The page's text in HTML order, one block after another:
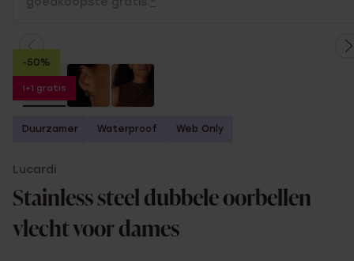
-50%
1+1 gratis
Duurzamer Waterproof Web Only
Lucardi
Stainless steel dubbele oorbellen
vlecht voor dames